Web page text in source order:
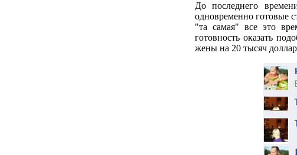
До последнего
одновременно готовые
"та самая" все это
готовность оказать
жены на 20 тысяч